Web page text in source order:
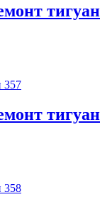
тигуан
тигуан